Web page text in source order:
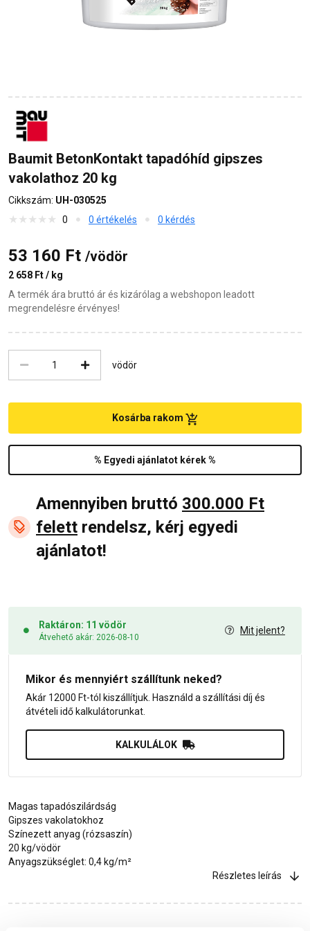
Baumit BetonKontakt tapadóhíd gipszes
vakolathoz 20 kg
Cikkszám: UH-030525
0
0 értékelés 0 kérdés
53 160 Ft /vödör
2 658 Ft / kg
A termék ára bruttó ár és kizárólag a webshopon leadott
megrendelésre érvényes!
vödör
% Egyedi ajánlatot kérek %
Kosárba rakom
Amennyiben bruttó 300.000 Ft
felett rendelsz, kérj egyedi
ajánlatot!
Raktáron: 11 vödör
Átvehető akár: 2026-08-10
Mit jelent?
Mikor és mennyiért szállítunk neked?
Akár 12000 Ft-tól kiszállítjuk. Használd a szállítási díj és
átvételi idő kalkulátorunkat.
KALKULÁLOK
Magas tapadószilárdság
Gipszes vakolatokhoz
Színezett anyag (rózsaszín)
20 kg/vödör
Anyagszükséglet: 0,4 kg/m²
Részletes leírás